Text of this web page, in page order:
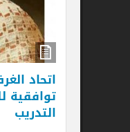
اتحاد الغرف
توافقية